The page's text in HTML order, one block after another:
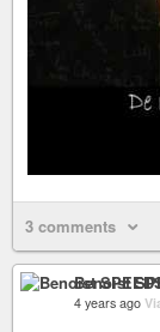
3 comments
Benoist
4 years ago